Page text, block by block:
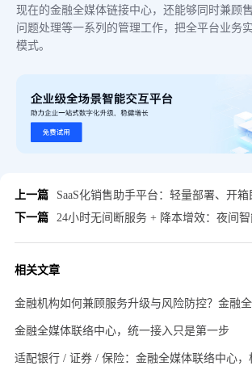
现在的金融全媒体链接中心，还能够同时兼顾
问题处理等一系列的管理工作，把全平台业务
模式。
上一篇
SaaS化销售助手平台：轻量部署、开箱即
下一篇
24小时无间断服务 + 降本增效：夜间智能在线
相关文章
金融全媒体联络中心，统一接入只是第一步